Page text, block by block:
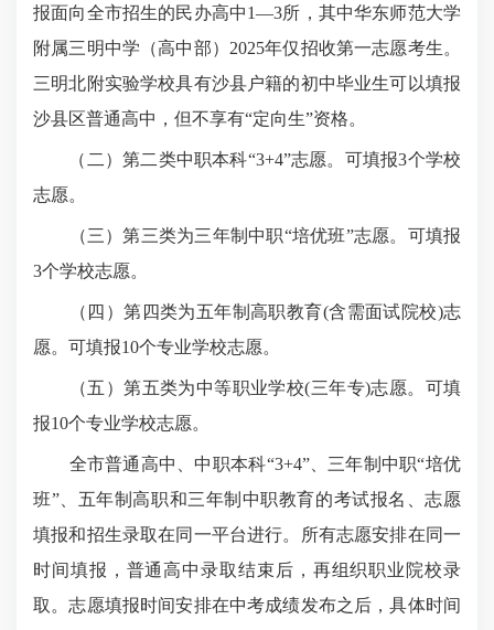
报面向全市招生的民办高中1—3所，其中华东师范大学
附属三明中学（高中部）2025年仅招收第一志愿考生。
三明北附实验学校具有沙县户籍的初中毕业生可以填报
沙县区普通高中，但不享有“定向生”资格。
（二）第二类中职本科“3+4”志愿。可填报3个学校
志愿。
（三）第三类为三年制中职“培优班”志愿。可填报
3个学校志愿。
（四）第四类为五年制高职教育(含需面试院校)志
愿。可填报10个专业学校志愿。
（五）第五类为中等职业学校(三年专)志愿。可填
报10个专业学校志愿。
全市普通高中、中职本科“3+4”、三年制中职“培优
班”、五年制高职和三年制中职教育的考试报名、志愿
填报和招生录取在同一平台进行。所有志愿安排在同一
时间填报，普通高中录取结束后，再组织职业院校录
取。志愿填报时间安排在中考成绩发布之后，具体时间